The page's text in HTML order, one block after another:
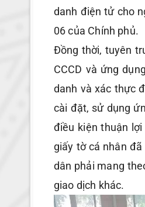
danh điện tử cho
06 của Chính phủ.
Đồng thời, tuyên
CCCD và ứng
danh và xác thực
cài đặt, sử dụng
điều kiện thuận
giấy tờ cá nhân
dân phải mang
giao dịch khác.